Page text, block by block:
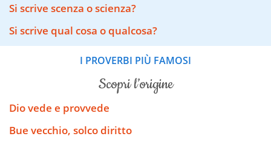
Si scrive scenza o scienza?
Si scrive qual cosa o qualcosa?
I PROVERBI PIÙ FAMOSI
scopri l’origine
Dio vede e provvede
Bue vecchio, solco diritto